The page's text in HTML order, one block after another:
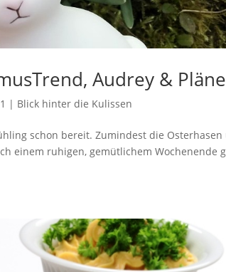
Audrey & Pläne
| Blick hinter die Kulissen
schon bereit. Zumindest die Osterhasen
einem ruhigen, gemütlichem Wochenende